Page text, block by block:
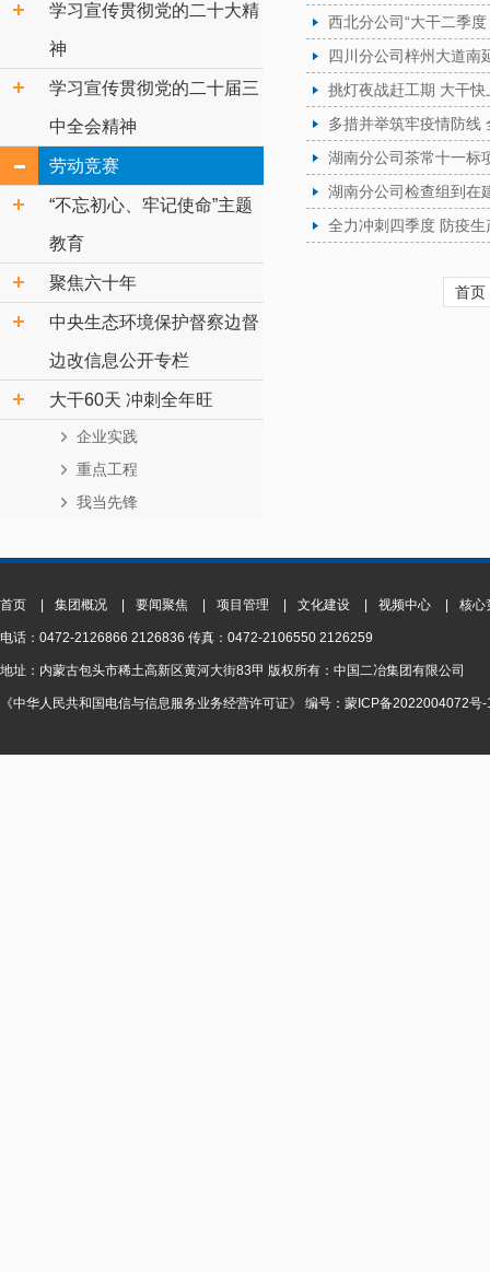
学习宣传贯彻党的二十大精
神
学习宣传贯彻党的二十届三
中全会精神
劳动竞赛
“不忘初心、牢记使命”主题
教育
聚焦六十年
中央生态环境保护督察边督
边改信息公开专栏
大干60天 冲刺全年旺
企业实践
重点工程
我当先锋
西北分公司“大干二季
四川分公司梓州大道南
挑灯夜战赶工期 大干快
多措并举筑牢疫情防线
湖南分公司茶常十一标
湖南分公司检查组到在
全力冲刺四季度 防疫生
首页
首页 集团概况 要闻聚焦 项目管理 文化建设 视频中心 核心
电话：0472-2126866 2126836 传真：0472-2106550 2126259
地址：内蒙古包头市稀土高新区黄河大街83甲 版权所有：中国二冶集团有限公司
《中华人民共和国电信与信息服务业务经营许可证》 编号：蒙ICP备2022004072号